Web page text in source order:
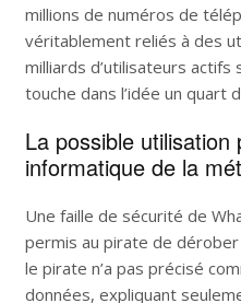
millions de numéros de
véritablement reliés à des
milliards d’utilisateurs
touche dans l’idée un quart
La possible utilisation
informatique de la
Une faille de sécurité de
permis au pirate de
le pirate n’a pas précisé
données, expliquant